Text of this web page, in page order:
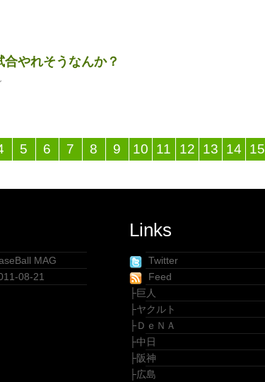
やれそうなんか？
5 6 7 8 9 10 11 12 13 14 15
MAG
08-21
Links
Twitter
Feed
├巨人
├ヤクルト
├ＤｅＮＡ
├中日
├阪神
├広島